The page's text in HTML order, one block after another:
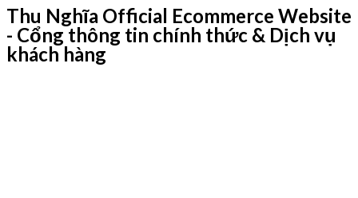
Thu Nghĩa Official Ecommerce Website
- Cổng thông tin chính thức & Dịch vụ
khách hàng